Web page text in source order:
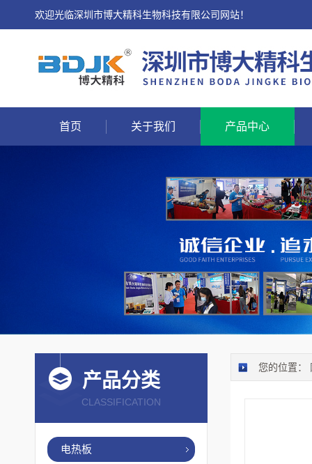
欢迎光临深圳市博大精科生物科技有限公司网站！
首页 关于我们 产品中心
您的位置：
产品分类
CLASSIFICATION
电热板